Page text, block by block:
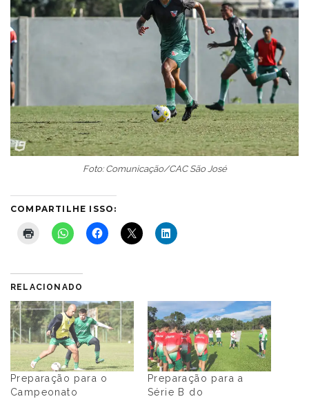
Foto: Comunicação/CAC São José
COMPARTILHE ISSO:
RELACIONADO
Preparação para o
Campeonato
Preparação para a
Série B do